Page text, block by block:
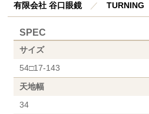
有限会社 谷口眼鏡／TURNING
SPEC
サイズ
54□17-143
天地幅
34